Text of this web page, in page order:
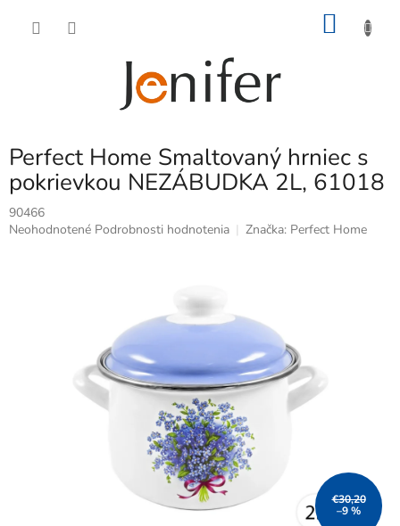
Perfect Home Smaltovaný hrniec s
pokrievkou NEZÁBUDKA 2L, 61018
90466
Priemerné
Neohodnotené Podrobnosti hodnotenia Značka: Perfect Home
€30,20
–9 %